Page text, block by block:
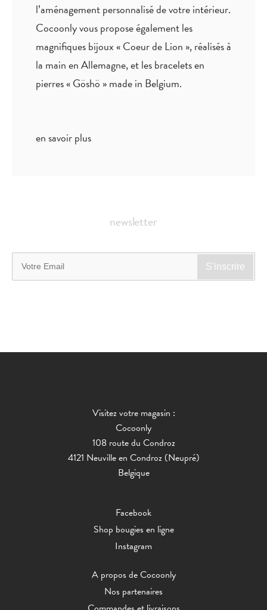
l’aménagement personnalisé de votre intérieur.
Cocoonly vous propose également les
magnifiques bijoux « Coeur de Lion », réalisés à
la main en Allemagne, et les bracelets en
pierres « Göshö » made in Belgium.
en savoir plus
newsletter
Visitez votre magasin :
Cocoonly
108 route du Condroz
4121 Neuville en Condroz (Neupré)
Belgique
Facebook
Shop bougies en ligne
Instagram
A propos de Cocoonly
Nos partenaires